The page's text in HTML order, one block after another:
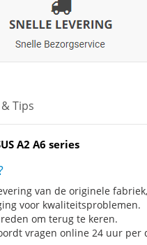
Tips
A2 A6 series
van de originele
voor kwaliteitsproblemen.
om terug te keren.
vragen online 24 uur per